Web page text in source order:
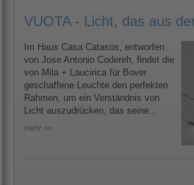
VUOTA - Licht, das aus
Im Haus Casa Catasüs, entworfen
von Jose Antonio Codereh, findet die
von Mila + Laucirica für Bover
geschaffene Leuchte den perfekten
Rahmen, um ein Verständnis von
Licht auszudrücken, das seine...
mehr >>